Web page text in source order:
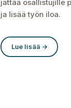
jättää osallistujille
ja lisää työn iloa.
Lue lisää →